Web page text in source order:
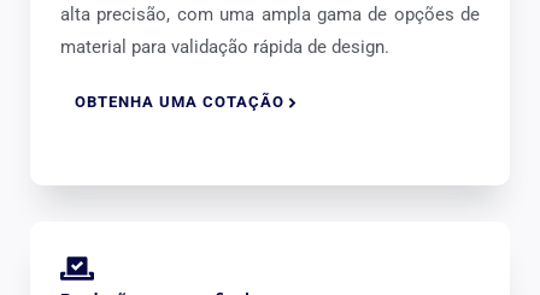
alta precisão, com uma ampla gama de opções de
material para validação rápida de design.
OBTENHA UMA COTAÇÃO